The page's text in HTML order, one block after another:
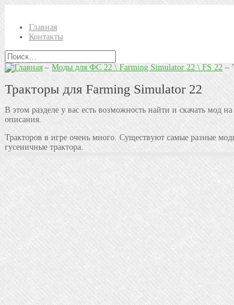
Главная
Контакты
–Моды для ФС 22 \ Farming Simulator 22 \ FS 22–
Тракторы для Farming Simulator 22
В этом разделе у вас есть возможность найти и скачать
описания.
Тракторов в игре очень много. Существуют самые разные
гусеничные трактора.